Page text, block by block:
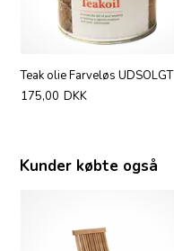
Teak olie Farveløs UDSOLGT
175,00 DKK
Kunder købte også